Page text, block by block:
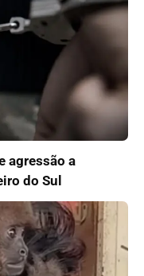
agressão a
do Sul